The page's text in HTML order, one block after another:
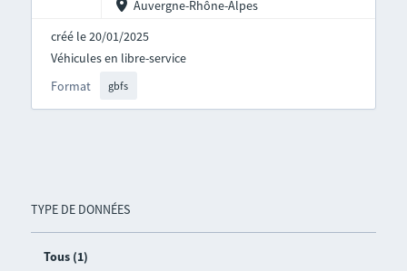
TYPE DE DONNÉES
Tous (1)
Auvergne-Rhône-Alpes
créé le 20/01/2025
Format gbfs
Véhicules en libre-service